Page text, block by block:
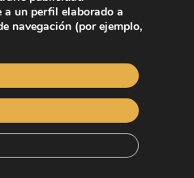
en Madrid para la
Out, nuestros
recomendarte opciones
al terminar la
seguro que hay algún
de Ready Cars &
a un perfil elaborado a
navegación (por ejemplo,